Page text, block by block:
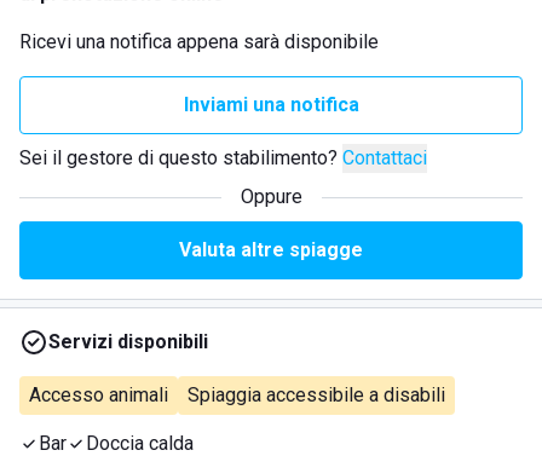
Ricevi una notifica appena sarà disponibile
Inviami una notifica
Sei il gestore di questo stabilimento? Contattaci
Oppure
Valuta altre spiagge
Servizi disponibili
Accesso animali Spiaggia accessibile a disabili
Bar Doccia calda